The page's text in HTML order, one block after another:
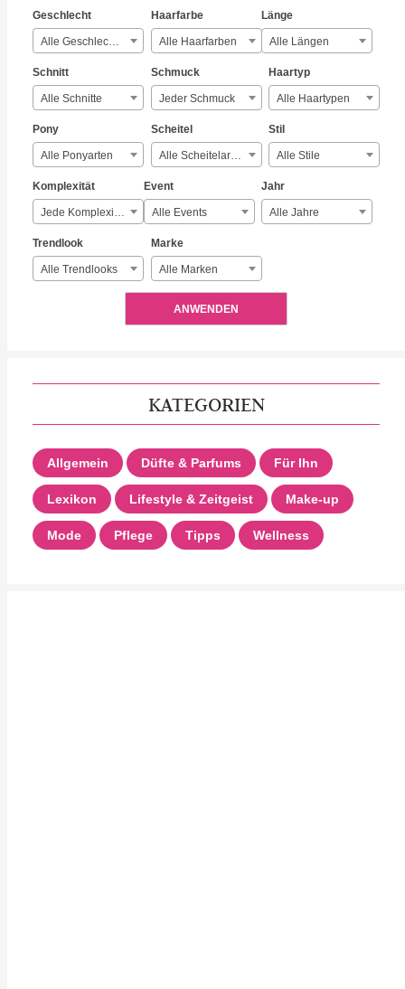
Geschlecht
Alle Geschlechter
Haarfarbe
Alle Haarfarben
Länge
Alle Längen
Schnitt
Alle Schnitte
Schmuck
Jeder Schmuck
Haartyp
Alle Haartypen
Pony
Alle Ponyarten
Scheitel
Alle Scheitelarten
Stil
Alle Stile
Komplexität
Jede Komplexität
Event
Alle Events
Jahr
Alle Jahre
Trendlook
Alle Trendlooks
Marke
Alle Marken
ANWENDEN
KATEGORIEN
Allgemein Düfte & Parfums Für Ihn
Lexikon Lifestyle & Zeitgeist Make-up
Mode Pflege Tipps Wellness